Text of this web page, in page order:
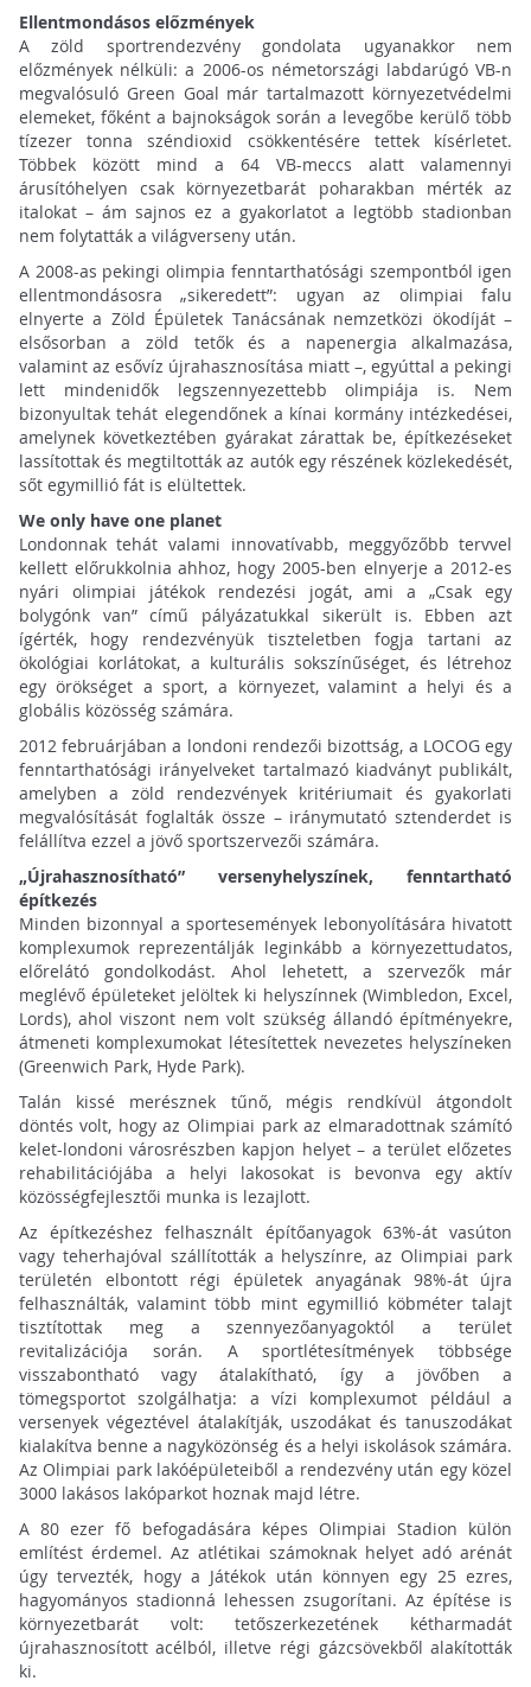
Ellentmondásos előzmények
A zöld sportrendezvény gondolata ugyanakkor nem
előzmények nélküli: a 2006-os németországi labdarúgó VB-n
megvalósuló Green Goal már tartalmazott környezetvédelmi
elemeket, főként a bajnokságok során a levegőbe kerülő több
tízezer tonna széndioxid csökkentésére tettek kísérletet.
Többek között mind a 64 VB-meccs alatt valamennyi
árusítóhelyen csak környezetbarát poharakban mérték az
italokat – ám sajnos ez a gyakorlatot a legtöbb stadionban
nem folytatták a világverseny után.
A 2008-as pekingi olimpia fenntarthatósági szempontból igen
ellentmondásosra „sikeredett”: ugyan az olimpiai falu
elnyerte a Zöld Épületek Tanácsának nemzetközi ökodíját –
elsősorban a zöld tetők és a napenergia alkalmazása,
valamint az esővíz újrahasznosítása miatt –, egyúttal a pekingi
lett mindenidők legszennyezettebb olimpiája is. Nem
bizonyultak tehát elegendőnek a kínai kormány intézkedései,
amelynek következtében gyárakat zárattak be, építkezéseket
lassítottak és megtiltották az autók egy részének közlekedését,
sőt egymillió fát is elültettek.
We only have one planet
Londonnak tehát valami innovatívabb, meggyőzőbb tervvel
kellett előrukkolnia ahhoz, hogy 2005-ben elnyerje a 2012-es
nyári olimpiai játékok rendezési jogát, ami a „Csak egy
bolygónk van” című pályázatukkal sikerült is. Ebben azt
ígérték, hogy rendezvényük tiszteletben fogja tartani az
ökológiai korlátokat, a kulturális sokszínűséget, és létrehoz
egy örökséget a sport, a környezet, valamint a helyi és a
globális közösség számára.
2012 februárjában a londoni rendezői bizottság, a LOCOG egy
fenntarthatósági irányelveket tartalmazó kiadványt publikált,
amelyben a zöld rendezvények kritériumait és gyakorlati
megvalósítását foglalták össze – iránymutató sztenderdet is
felállítva ezzel a jövő sportszervezői számára.
„Újrahasznosítható” versenyhelyszínek, fenntartható
építkezés
Minden bizonnyal a sportesemények lebonyolítására hivatott
komplexumok reprezentálják leginkább a környezettudatos,
előrelátó gondolkodást. Ahol lehetett, a szervezők már
meglévő épületeket jelöltek ki helyszínnek (Wimbledon, Excel,
Lords), ahol viszont nem volt szükség állandó építményekre,
átmeneti komplexumokat létesítettek nevezetes helyszíneken
(Greenwich Park, Hyde Park).
Talán kissé merésznek tűnő, mégis rendkívül átgondolt
döntés volt, hogy az Olimpiai park az elmaradottnak számító
kelet-londoni városrészben kapjon helyet – a terület előzetes
rehabilitációjába a helyi lakosokat is bevonva egy aktív
közösségfejlesztői munka is lezajlott.
Az építkezéshez felhasznált építőanyagok 63%-át vasúton
vagy teherhajóval szállították a helyszínre, az Olimpiai park
területén elbontott régi épületek anyagának 98%-át újra
felhasználták, valamint több mint egymillió köbméter talajt
tisztítottak meg a szennyezőanyagoktól a terület
revitalizációja során. A sportlétesítmények többsége
visszabontható vagy átalakítható, így a jövőben a
tömegsportot szolgálhatja: a vízi komplexumot például a
versenyek végeztével átalakítják, uszodákat és tanuszodákat
kialakítva benne a nagyközönség és a helyi iskolások számára.
Az Olimpiai park lakóépületeiből a rendezvény után egy közel
3000 lakásos lakóparkot hoznak majd létre.
A 80 ezer fő befogadására képes Olimpiai Stadion külön
említést érdemel. Az atlétikai számoknak helyet adó arénát
úgy tervezték, hogy a Játékok után könnyen egy 25 ezres,
hagyományos stadionná lehessen zsugorítani. Az építése is
környezetbarát volt: tetőszerkezetének kétharmadát
újrahasznosított acélból, illetve régi gázcsövekből alakították
ki.